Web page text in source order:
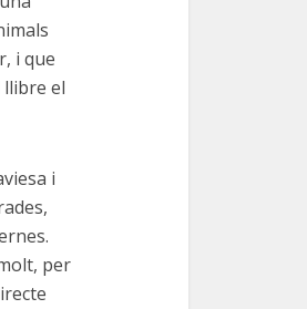
i que
llibre el
i
per